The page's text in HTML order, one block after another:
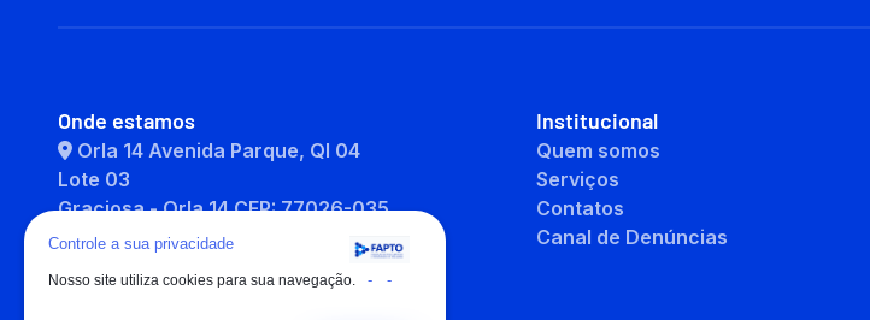
Onde estamos
Orla 14 Avenida Parque, QI 04
Lote 03
Graciosa - Orla 14 CEP: 77026-035
Palmas - TO
Institucional
Quem somos
Serviços
Contatos
Canal de Denúncias
Controle a sua privacidade
Nosso site utiliza cookies para sua navegação. - -